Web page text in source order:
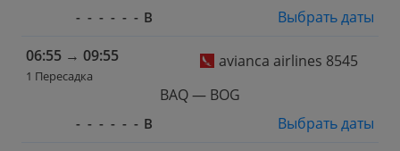
- - - - - - В
Выбрать даты
06:55 → 09:55
1 Пересадка
avianca airlines 8545
BAQ — BOG
- - - - - - В
Выбрать даты